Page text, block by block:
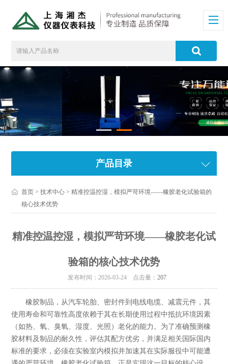
产品目录
首页 >技术中心 > 精准控温控湿，模拟严苛环境——橡胶老化试验箱的
核心技术优势
精准控温控湿，模拟严苛环境——橡胶老化试
验箱的核心技术优势
发布时间：2026-03-24 点击量： 207
橡胶制品，从汽车轮胎、密封件到电线电缆、减震元件，其
使用寿命和可靠性高度依赖于其在长期使用过程中抵抗环境因素
（如热、氧、臭氧、湿度、光照）老化的能力。为了准确预测橡
胶材料及制品的耐久性，评估其配方优劣，并满足相关国际国内
标准的要求，必须在实验室内模拟并加速其在实际服役中可能遭